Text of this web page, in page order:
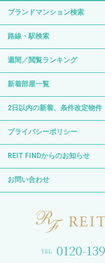
ブランドマンション検索
路線・駅検索
週間／閲覧ランキング
新着部屋一覧
2日以内の新着、条件改定物件
プライバシーポリシー
REIT FINDからのお知らせ
お問い合わせ
0120-